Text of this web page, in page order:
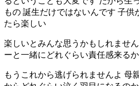
もの 誕生だけではないんです 子供
たら楽しい
楽しいとみんな思うかもしれませ
ーと一緒にどれぐらい責任感来る
もうこれから逃げられませんよ 母